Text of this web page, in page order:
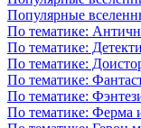
Популярные
По тематике:
По тематике:
По тематике:
По тематике:
По тематике:
По тематике: Ферма